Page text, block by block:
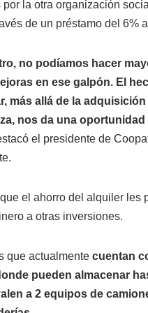
la otra organización social
de un préstamo del 6%
no podíamos hacer
en ese galpón. El
más allá de la
nos da una oportunidad
el presidente de
el ahorro del alquiler les
a otras inversiones.
que actualmente cuentan
pueden almacenar
a 2 equipos de